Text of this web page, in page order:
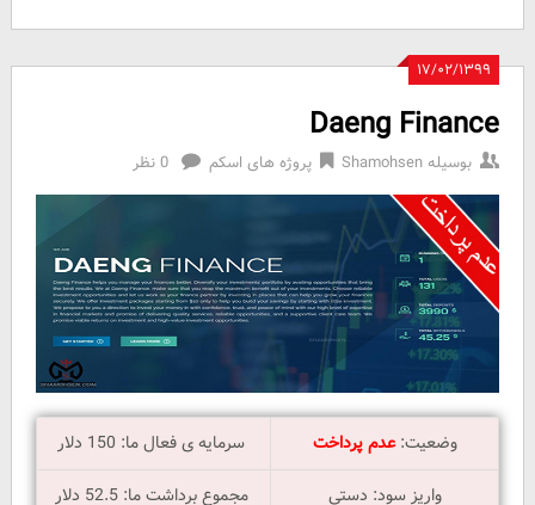
۱۷/۰۲/۱۳۹۹
Daeng Finance
بوسیلهShamohsen پروژه های اسکم 0 نظر
وضعیت:عدم پرداخت
سرمایه ی فعال ما: 150 دلار
واریز سود: دستی
مجموع برداشت ما: 52.5 دلار